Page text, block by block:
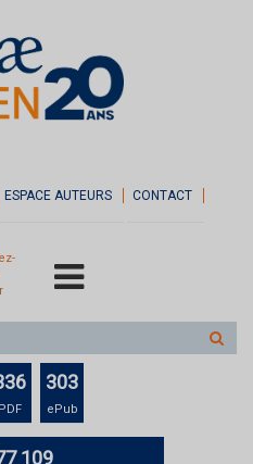
ESPACE AUTEURS CONTACT
sur
le
PDF
303
ePub
109